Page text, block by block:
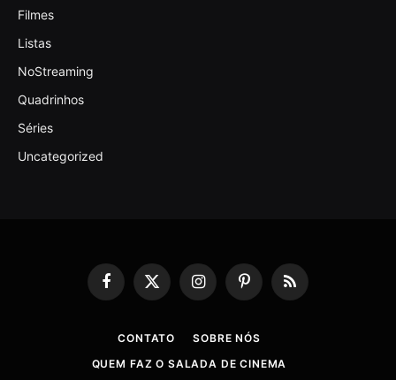
Filmes
Listas
NoStreaming
Quadrinhos
Séries
Uncategorized
Facebook
X
(Twitter)
InstagramPinterestRSS
CONTATO
SOBRE NÓS
QUEM FAZ O SALADA DE CINEMA